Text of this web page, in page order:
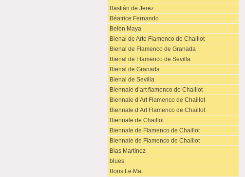
Bastián de Jerez
Béatrice Fernando
Belén Maya
Bienal de Arte Flamenco de Chaillot
Bienal de Flamenco de Granada
Bienal de Flamenco de Sevilla
Bienal de Granada
Bienal de Sevilla
Biennale d’art flamenco de Chaillot
Biennale d’Art Flamenco de Chaillot
Biennale d’Art Flamenco de Chaillot
Biennale de Chaillot
Biennale de Flamenco de Chaillot
Biennale de Flamenco de Chaillot
Blas Martínez
blues
Boris Le Mat